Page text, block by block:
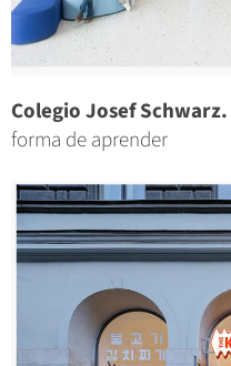
Colegio Josef Schwarz.
forma de aprender